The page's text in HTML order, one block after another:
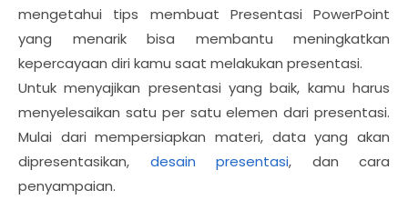
mengetahui tips membuat Presentasi PowerPoint
yang menarik bisa membantu meningkatkan
kepercayaan diri kamu saat melakukan presentasi.
Untuk menyajikan presentasi yang baik, kamu harus
menyelesaikan satu per satu elemen dari presentasi.
Mulai dari mempersiapkan materi, data yang akan
dipresentasikan, desain presentasi, dan cara
penyampaian.